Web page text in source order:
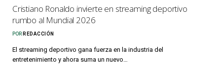
Cristiano Ronaldo invierte en streaming deportivo
rumbo al Mundial 2026
POR REDACCIÓN
El streaming deportivo gana fuerza en la industria del
entretenimiento y ahora suma un nuevo…